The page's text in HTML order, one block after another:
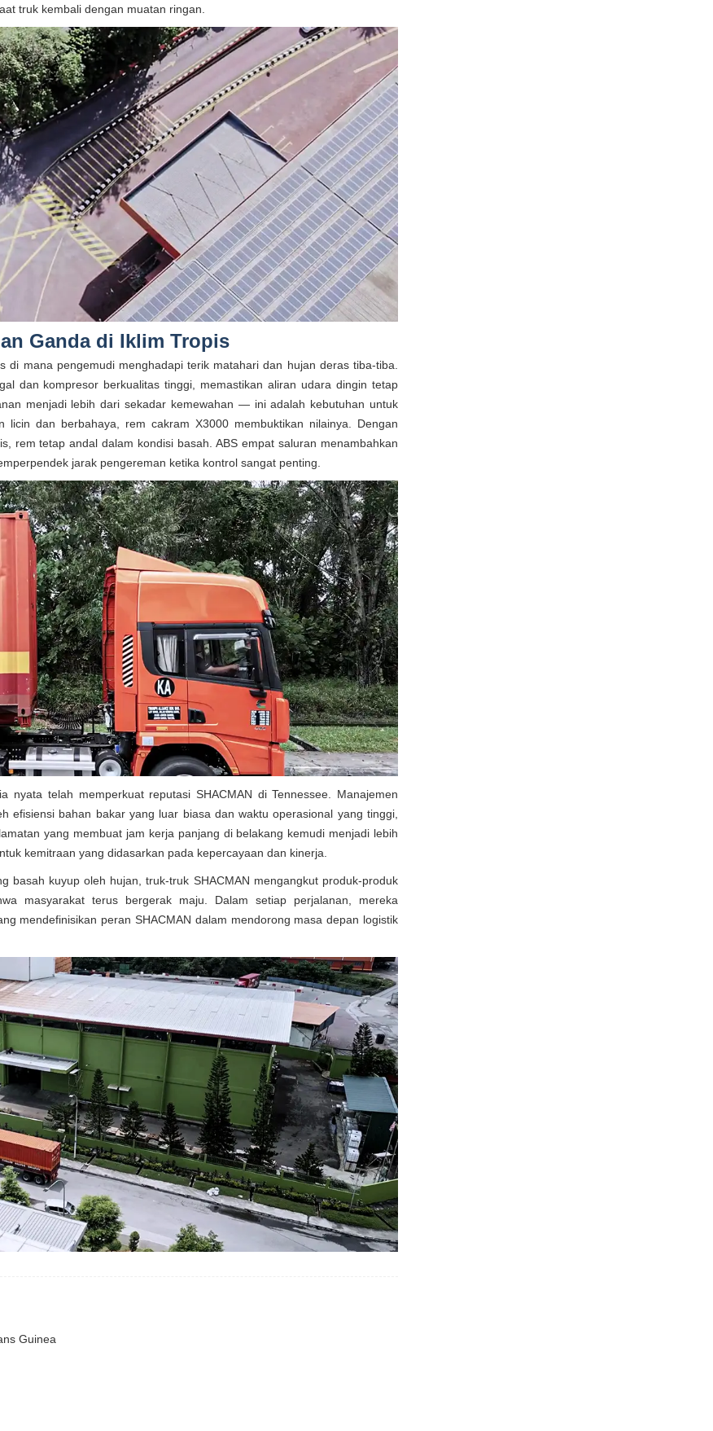
truk kembali dengan muatan ringan.
Ganda di Iklim Tropis
mana pengemudi menghadapi terik matahari dan hujan deras tiba-tiba.
dan kompresor berkualitas tinggi, memastikan aliran udara dingin tetap
menjadi lebih dari sekadar kemewahan — ini adalah kebutuhan untuk
licin dan berbahaya, rem cakram X3000 membuktikan nilainya. Dengan
rem tetap andal dalam kondisi basah. ABS empat saluran menambahkan
jarak pengereman ketika kontrol sangat penting.
nyata telah memperkuat reputasi SHACMAN di Tennessee. Manajemen
efisiensi bahan bakar yang luar biasa dan waktu operasional yang tinggi,
yang membuat jam kerja panjang di belakang kemudi menjadi lebih
kemitraan yang didasarkan pada kepercayaan dan kinerja.
basah kuyup oleh hujan, truk-truk SHACMAN mengangkut produk-produk
masyarakat terus bergerak maju. Dalam setiap perjalanan, mereka
mendefinisikan peran SHACMAN dalam mendorong masa depan logistik
Guinea